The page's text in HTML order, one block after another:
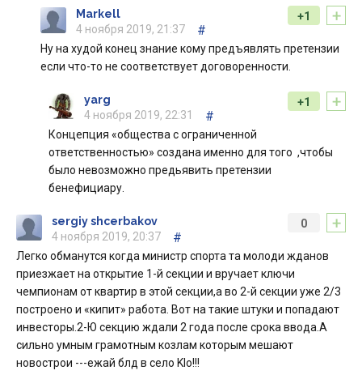
+
+1
Markell
4 ноября 2019, 21:37
#
Ну на худой конец знание кому предъявлять претензии
если что-то не соответствует договоренности.
+
+1
yarg
4 ноября 2019, 22:31
#
Концепция «общества с ограниченной
ответственностью» создана именно для того ,чтобы
было невозможно предьявить претензии
бенефициару.
+
0
sergiy shcerbakov
4 ноября 2019, 20:37
#
Легко обманутся когда министр спорта та молоди жданов
приезжает на открытие 1-й секции и вручает ключи
чемпионам от квартир в этой секции,а во 2-й секции уже 2/3
построено и «кипит» работа. Вот на такие штуки и попадают
инвесторы.2-Ю секцию ждали 2 года после срока ввода.А
сильно умным грамотным козлам которым мешают
новострои ---ежай блд в село Klo!!!